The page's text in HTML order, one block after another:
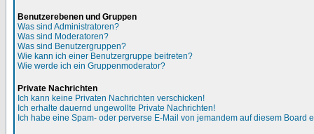
Benutzerebenen und Gruppen
Was sind Administratoren?
Was sind Moderatoren?
Was sind Benutzergruppen?
Wie kann ich einer Benutzergruppe beitreten?
Wie werde ich ein Gruppenmoderator?
Private Nachrichten
Ich kann keine Privaten Nachrichten verschicken!
Ich erhalte dauernd ungewollte Private Nachrichten!
Ich habe eine Spam- oder perverse E-Mail von jemandem auf diesem Board